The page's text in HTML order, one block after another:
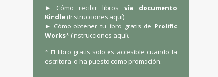
► Cómo recibir librosvía documento
Kindle (Instrucciones aquí).
► Cómo obtener tu libro gratis de Prolific
Works* (Instrucciones aquí).
* El libro gratis solo es accesible cuando la
escritora lo ha puesto como promoción.